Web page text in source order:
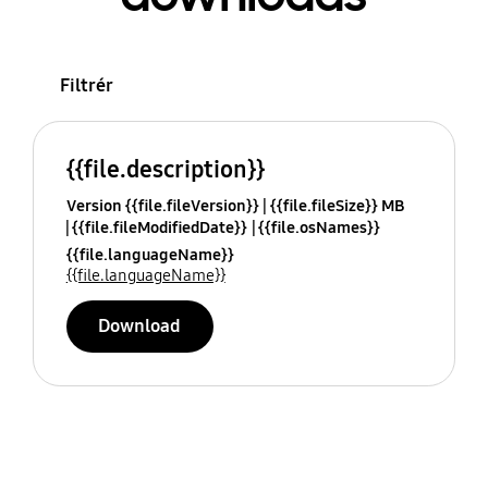
Filtrér
{{file.description}}
Version {{file.fileVersion}} {{file.fileSize}} MB
{{file.fileModifiedDate}} {{file.osNames}}
{{file.languageName}}
{{file.languageName}}
Download